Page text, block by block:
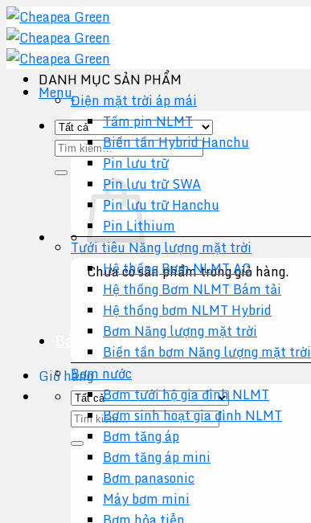
Chuyển
đến
nội
dung
Menu
Tìm
kiếm:
Chưa có sản phẩm trong giỏ hàng.
Quay trở lại cửa hàng
Báo giá +
Giỏ hàng
Tìm
kiếm:
DANH MỤC SẢN PHẨM
Điện mặt trời áp mái
Tấm pin NLMT
Biến tần Hybrid Hanchu
Pin lưu trữ
Pin lưu trữ SWA
Pin lưu trữ Hanchu
Pin Lithium
Tưới tiêu Năng lượng mặt trời
Hệ thống Bơm NLMT AC
Hệ thống Bơm NLMT Bám tải
Hệ thống bơm NLMT Hybrid
Bơm Năng lượng mặt trời
Biến tần bơm Năng lượng mặt trời
Bơm nước
Bơm tưới hộ gia đình NLMT
Bơm sinh hoạt gia đình NLMT
Bơm tăng áp
Bơm tăng áp mini
Bơm panasonic
Máy bơm mini